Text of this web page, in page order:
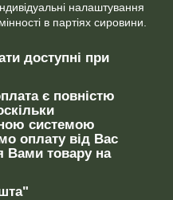
налаштування
в партіях сировини.
доступні при
є повністю
системою
оплату від Вас
Вами товару на